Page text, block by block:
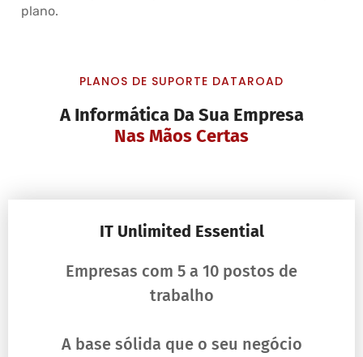
plano.
PLANOS DE SUPORTE DATAROAD
A Informática Da Sua Empresa
Nas Mãos Certas
IT Unlimited Essential
Empresas com 5 a 10 postos de
trabalho
A base sólida que o seu negócio